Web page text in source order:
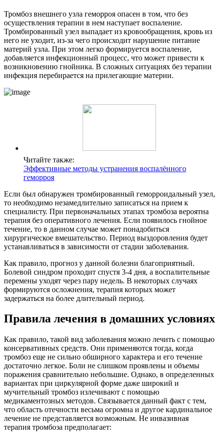
Тромбоз внешнего узла геморроя опасен в том, что без
осуществления терапии в нем наступает воспаление.
Тромбированный узел выпадает из кровообращения, кровь из
него не уходит, из-за чего происходит нарушение питание
материй узла. При этом легко формируется воспаление,
добавляется инфекционный процесс, что может привести к
возникновению гнойника. В сложных ситуациях без терапии
инфекция перебирается на прилегающие материи.
Читайте также:
Эффективные методы устранения воспалённого
геморроя
Если был обнаружен тромбированный геморроидальный узел,
то необходимо незамедлительно записаться на прием к
специалисту. При первоначальных этапах тромбоза вероятна
терапия без оперативного лечения. Если появилось гнойное
течение, то в данном случае может понадобиться
хирургическое вмешательство. Период выздоровления будет
устанавливаться в зависимости от стадии заболевания.
Как правило, прогноз у данной болезни благоприятный.
Болевой синдром проходит спустя 3-4 дня, а воспалительные
перемены уходят через пару недель. В некоторых случаях
формируются осложнения, терапия которых может
задержаться на более длительный период.
Правила лечения в домашних условиях
Как правило, такой вид заболевания можно лечить с помощью
консервативных средств. Они применяются тогда, когда
тромбоз еще не сильно обширного характера и его течение
достаточно легкое. Боли не слишком проявлены и объемы
поражения сравнительно небольшие. Однако, в определенных
вариантах при циркулярной форме даже широкий и
мучительный тромбоз излечивают с помощью
медикаментозных методов. Связывается данный факт с тем,
что область отечности весьма огромна и другое кардинальное
лечение не представляется возможным. Не инвазивная
терапия тромбоза предполагает: